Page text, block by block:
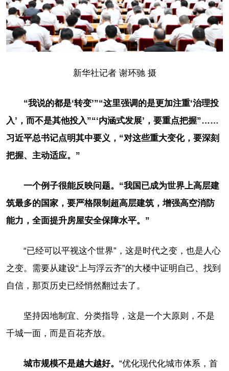
新华社记者 谢环驰 摄
“我说的都是‘转变’”“这里强调的是更加注重‘治理投
入’，而不是其他投入”“‘内涵式发展’，要重点把握”……
习近平总书记点明其中要义，“对这些重大变化，要深刻
把握、主动适应。”
一个例子很能反映问题。“我国已成为世界上高层建
筑最多的国家，要严格限制超高层建筑，增强高空消防
能力，全面提升房屋安全保障水平。”
“已经可以平视这个世界”，这是时代之变，也是人心
之变。需要从建设“上与浮云齐”的大楼中证明自己、找到
自信，那页历史已经悄然翻过去了。
坚持因地制宜、分类指导，这是一个大原则，不是
千城一面，而是百花齐放。
城市规模不是越大越好。 “优化现代化城市体系，首